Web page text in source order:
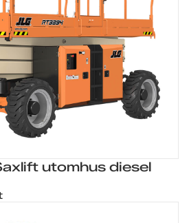
utomhus diesel